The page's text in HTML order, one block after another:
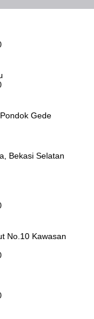
Gede
Bekasi Selatan
No.10 Kawasan